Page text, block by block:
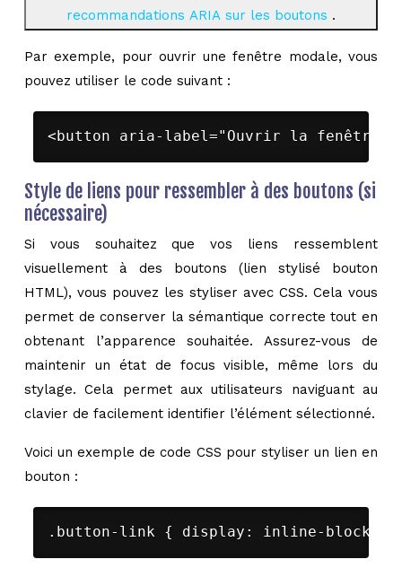
recommandations ARIA sur les boutons .
Par exemple, pour ouvrir une fenêtre modale, vous
pouvez utiliser le code suivant :
<button aria-label="Ouvrir la fenêtre
Style de liens pour ressembler à des boutons (si
nécessaire)
Si vous souhaitez que vos liens ressemblent
visuellement à des boutons (lien stylisé bouton
HTML), vous pouvez les styliser avec CSS. Cela vous
permet de conserver la sémantique correcte tout en
obtenant l’apparence souhaitée. Assurez-vous de
maintenir un état de focus visible, même lors du
stylage. Cela permet aux utilisateurs naviguant au
clavier de facilement identifier l’élément sélectionné.
Voici un exemple de code CSS pour styliser un lien en
bouton :
.button-link { display: inline-block;